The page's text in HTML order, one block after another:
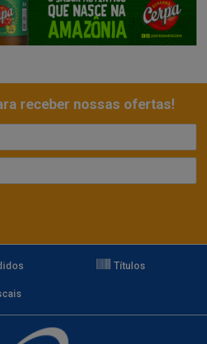
receber nossas ofertas!
Títulos